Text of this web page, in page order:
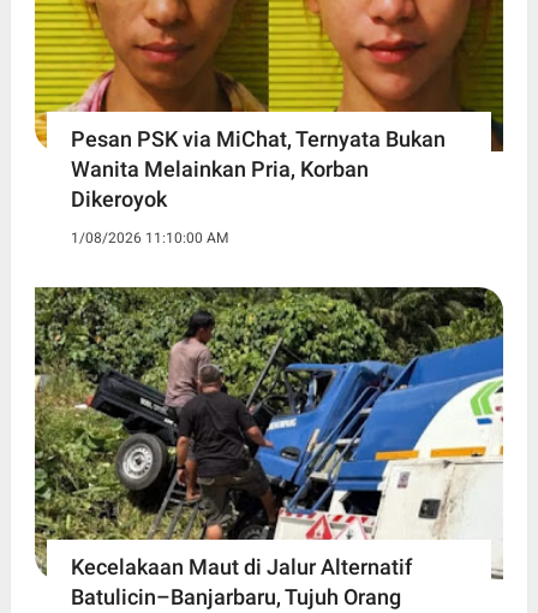
Pesan PSK via MiChat, Ternyata Bukan
Wanita Melainkan Pria, Korban
Dikeroyok
1/08/2026 11:10:00 AM
Kecelakaan Maut di Jalur Alternatif
Batulicin–Banjarbaru, Tujuh Orang